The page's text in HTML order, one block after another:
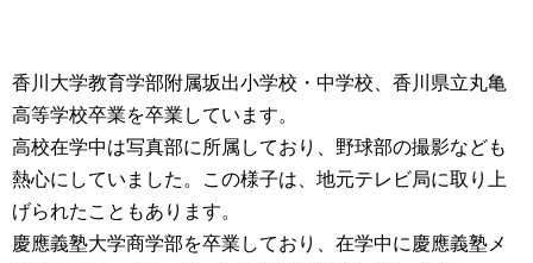
香川大学教育学部附属坂出小学校・中学校、香川県立丸亀
高等学校卒業を卒業しています。
高校在学中は写真部に所属しており、野球部の撮影なども
熱心にしていました。この様子は、地元テレビ局に取り上
げられたこともあります。
慶應義塾大学商学部を卒業しており、在学中に慶應義塾メ